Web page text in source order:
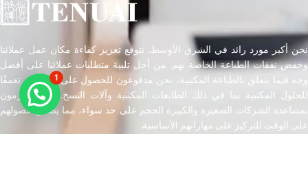
نحن أكبر مورد رائد في الشرق الأوسط. نتوقع تعزيز كفاءة مكان عمل عملائنا
وخفض نفقات الطباعة الخاصة بهم. من أجل تلبية متطلبات عملائنا على أفضل
وجه فيما يتعلق بالطباعة المكتبية، نحن مدفوعون للحصول على فهم أكثر تعمقًا
للحلول المكتبية بما في ذلك الطابعات المكتبية وآلات النسخ. نحن ملتزمون
بمساعدة الشركات الصغيرة والكبيرة الحجم على حد سواء، مما يضمن حصولهم
على الوقت للتركيز على مهاراتهم الأساسية.
1